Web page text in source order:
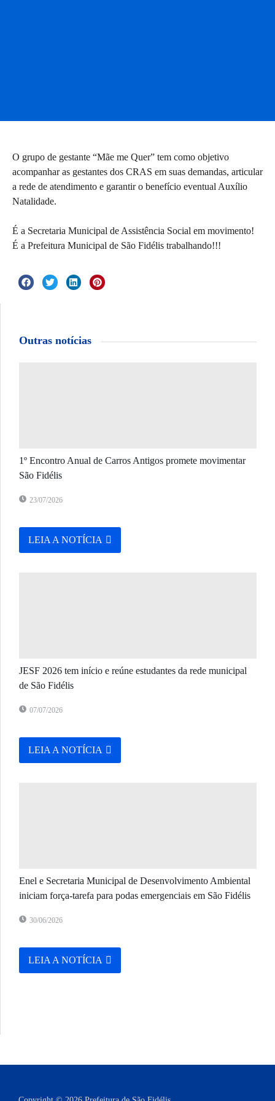
O grupo de gestante “Mãe me Quer” tem como objetivo
acompanhar as gestantes dos CRAS em suas demandas, articular
a rede de atendimento e garantir o benefício eventual Auxílio
Natalidade.
É a Secretaria Municipal de Assistência Social em movimento!
É a Prefeitura Municipal de São Fidélis trabalhando!!!
Outras notícias
1º Encontro Anual de Carros Antigos promete movimentar
São Fidélis
23/07/2026
LEIA A NOTÍCIA
JESF 2026 tem início e reúne estudantes da rede municipal
de São Fidélis
07/07/2026
LEIA A NOTÍCIA
Enel e Secretaria Municipal de Desenvolvimento Ambiental
iniciam força-tarefa para podas emergenciais em São Fidélis
30/06/2026
LEIA A NOTÍCIA